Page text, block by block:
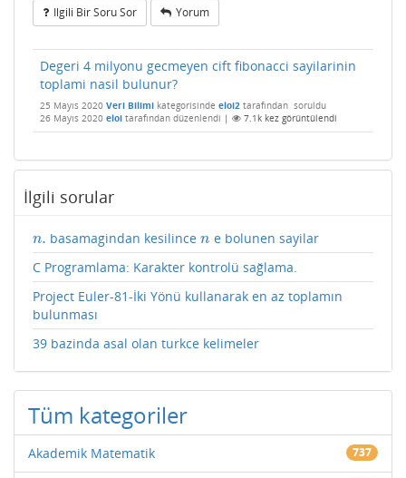
Ilgili Bir Soru Sor Yorum
Degeri 4 milyonu gecmeyen cift fibonacci sayilarinin
toplami nasil bulunur?
25 Mayıs 2020 Veri Bilimi kategorisinde eloi2 tarafından soruldu
26 Mayıs 2020 eloi tarafından düzenlendi | 7.1k kez görüntülendi
İlgili sorular
n.
n. basamagindan kesilincen
n e bolunen sayilar
C Programlama: Karakter kontrolü sağlama.
Project Euler-81-İki Yönü kullanarak en az toplamın
bulunması
39 bazinda asal olan turkce kelimeler
Tüm kategoriler
Akademik Matematik 737